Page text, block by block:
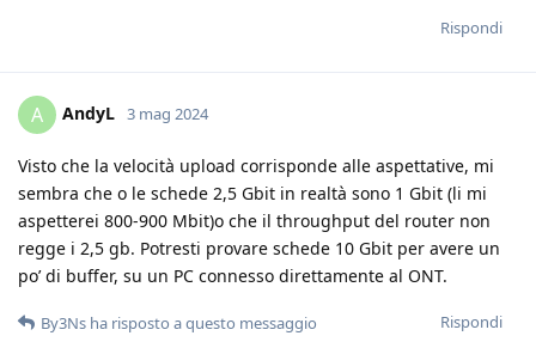
Rispondi
A AndyL 3 mag 2024
Visto che la velocità upload corrisponde alle aspettative, mi
sembra che o le schede 2,5 Gbit in realtà sono 1 Gbit (li mi
aspetterei 800-900 Mbit)o che il throughput del router non
regge i 2,5 gb. Potresti provare schede 10 Gbit per avere un
po’ di buffer, su un PC connesso direttamente al ONT.
Rispondi
By3Ns ha risposto a questo messaggio